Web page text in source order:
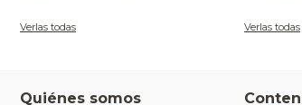
Verlas todas Verlas todas
Quiénes somos